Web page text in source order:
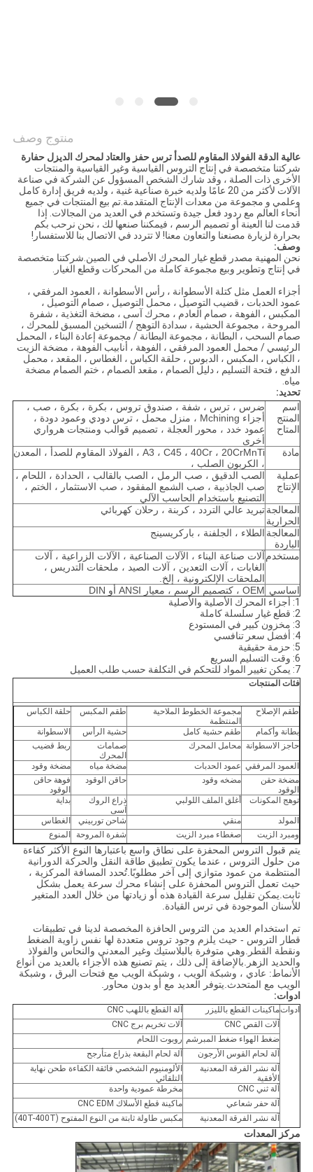
منتوج وصف
عالية الدقة الفولاذ المقاوم للصدأ ترس حفز والعتاد لمحرك الديزل حفارة
شركتنا متخصصة في إنتاج التروس القياسية وغير القياسية والمنتجات
الأخرى ذات الصلة ، وقد شارك الشخص المسؤول عن الشركة في صناعة
الآلات لأكثر من 20 عامًا ولديه خبرة صناعية غنية ، ولديه فريق إدارة كامل
وعلمي و مجموعة من معدات الإنتاج المتقدمة.تم بيع المنتجات في جميع
أنحاء العالم مع ردود فعل جيدة وتستخدم في العديد من المجالات. إذا
قدمت لنا العينة أو تصميم الرسم ، فيمكننا صنعها لك ، نحن نرحب بكم
بحرارة لزيارة مصنعنا والتعاون معنا! لا تتردد في الاتصال بنا للاستفسار!
وصف:
نحن المهنية مصدر قطع غيار المحرك الأصلي في الصين.شركتنا متخصصة
في إنتاج وتطوير وبيع مجموعة كاملة من المحركات وقطع الغيار.
أجزاء العمل مثل كتلة الأسطوانة ، رأس الأسطوانة ، العمود المرفقي ،
عمود الحدبات ، قضيب التوصيل ، محمل التوصيل ، صمام التوصيل ،
المكبس ، الفوهة ، صمام العادم ، محرك آسى ، مضخة التغذية ، شفرة
المروحة ، مجموعة الحشية ، سدادة التوهج / التسخين المسبق للمحرك ،
صمام السحب ، البطانة ، مجموعة البطانة / مجموعة إعادة البناء ، المحمل
الرئيسي / محمل العمود المرفقي ، الفوهة ، أنابيب الفوهة ، مضخة الزيت
، الكباس ، المكبس ، الدبوس ، حلقة الكباس ، الغطاس ، المقعد ، محمل
الدفع ، فتحة التسليم ، دليل الصمام ، مقعد الصمام ، ختم الصمام مضخة
مياه.
تحديد:
اسم
المنتج
المتاح
ضرس ، ترس ، شفة ، صندوق تروس ، بكرة ، بكرة ، صب ،
أجزاء Mchining ، منزل محمل ، ترس دودي وعمود دودة ،
عمود خدد ، محور العجلة ، تصميم قوالب ومنتجات هرواري
أخرى
مادة
A3 ، C45 ، 40Cr ، 20CrMnTi ، الفولاذ المقاوم للصدأ ، المعدن
، الكربون الصلب ،
عملية
الإنتاج
الصب الدقيق ، صب الرمل ، الصب بالقالب ، الحدادة ، اللحام ،
صب الجاذبية ، صب الشمع المفقود ، صب الاستثمار ، الختم ،
التصنيع باستخدام الحاسب الآلي
المعالجة
الحرارية
تبريد عالي التردد ، كربنة ، رحلان كهربائي
المعالجة
الباردة
الطلاء ، الجلفنة ، باركريسينج
مستخدمآلات صناعة البناء ، الآلات الصناعية ، الآلات الزراعية ، آلات
الغابات ، آلات التعدين ، آلات الصيد ، ملحقات التدريس ،
الملحقات الإلكترونية ، إلخ.
اساسي OEM ، كتصميم الرسم ، معيار ANSI أو DIN
1: أجزاء المحرك الأصلية والأصلية
2: قطع غيار سلسلة كاملة
3: مخزون كبير في المستودع
4: أفضل سعر تنافسي
5: حزمة حقيقية
6: وقت التسليم السريع
7: يمكن تغيير المواد للتحكم في التكلفة حسب طلب العميل
فئات المنتجات
طقم الإصلاح
مجموعة الخطوط الملاحية
المنتظمة
طقم المكبس حلقة الكباس
بطانة وأكمام طقم حشية كامل حشية الرأس
الاسطوانة
حاجز الاسطوانة محامل المحرك
صمامات
المحرك
ربط قضيب
العمود المرفقي عمود الحدبات مضخة مياه
مضخة وقود
مضخة حقن
الوقود
مضخه وقود حاقن الوقود
فوهة حاقن
الوقود
توهج المكونات
أغلق الملف اللولبي
ذراع الروك
آسى
بداية
المولد منقي شاحن توربيني
الغطاس
ومبرد الزيت
صغطاء مبرد الزيت شفرة المروحة المنوع
يتم قبول التروس المحفزة على نطاق واسع باعتبارها النوع الأكثر كفاءة
من حلول التروس ، عندما يكون تطبيق طاقة النقل والحركة الدورانية
المنتظمة من عمود متوازي إلى آخر مطلوبًا.تُحدد المسافة المركزية ،
حيث تعمل التروس المحفزة على إنشاء محرك سرعة يعمل بشكل
ثابت.يمكن تقليل سرعة القيادة هذه أو زيادتها من خلال العدد المتغير
للأسنان الموجودة في ترس القيادة.
تم استخدام العديد من التروس الحافزة المخصصة لدينا في تطبيقات
قطار التروس - حيث يلزم وجود تروس متعددة لها نفس زاوية الضغط
ونقطة القطر.وهي متوفرة بالبلاستيك وغير المعدني والنحاس والفولاذ
والحديد الزهر.بالإضافة إلى ذلك ، يتم تصنيع هذه الأجزاء بالعديد من أنواع
الأنماط: عادي ، وشبكة الويب ، وشبكة الويب مع فتحات البرق ، وشبكة
الويب مع المتحدث.يتوفر العديد مع أو بدون محاور.
ادوات:
ادواتماكينات القطع بالليزر
آلة القطع باللهب CNC
آلات القص CNC
آلات تخريم برج CNC
ضغط الهواء ضغط المبرشم روبوت اللحام
آلة لحام القوس الأرجون
آلة لحام البقعة بذراع متأرجح
آلة نشر الفرقة المعدنية
الأفقية
الألومنيوم الشخصي فائقة الكفاءة طحن نهاية
التلقائي
آلة ثني CNC
مخرطة عمودية واحدة
آلة حفر شعاعي
ماكينة قطع الأسلاك CNC EDM
آلة نشر الفرقة المعدنية
مكبس طاولة ثابتة من النوع المفتوح (40T-400T)
مركز المعدات